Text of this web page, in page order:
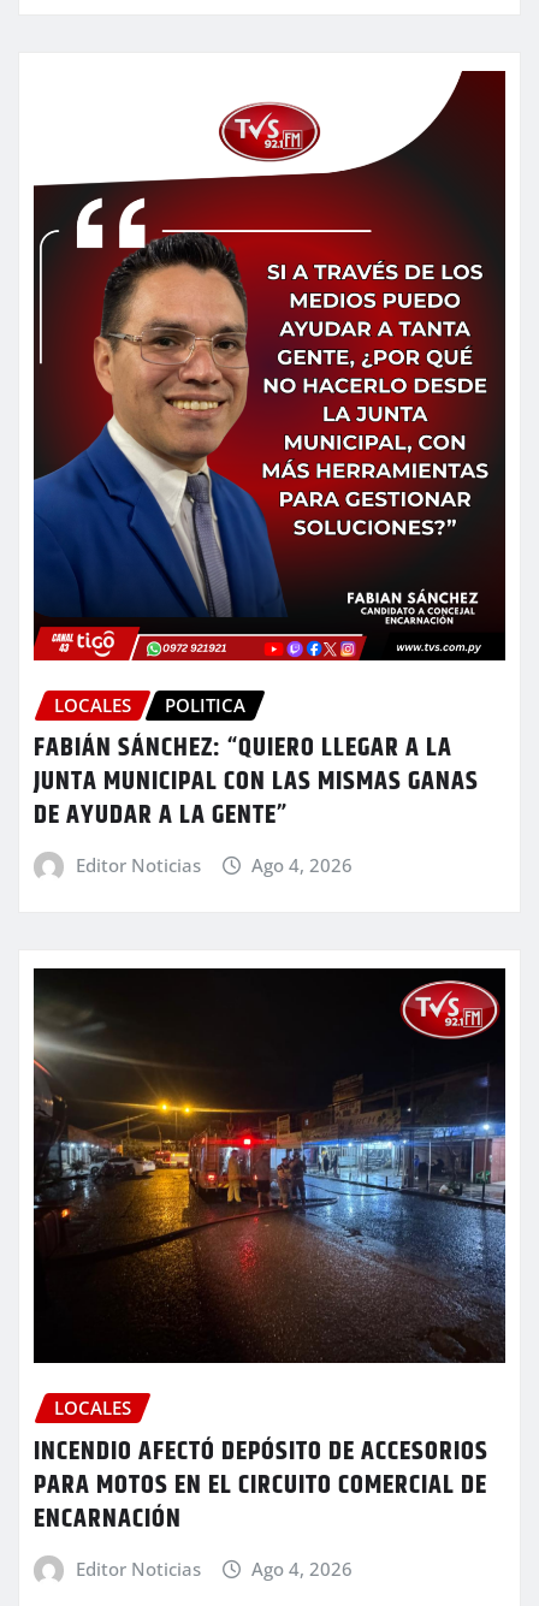
LOCALES POLITICA
FABIÁN SÁNCHEZ: “QUIERO LLEGAR A LA
JUNTA MUNICIPAL CON LAS MISMAS GANAS
DE AYUDAR A LA GENTE”
Editor Noticias Ago 4, 2026
LOCALES
INCENDIO AFECTÓ DEPÓSITO DE ACCESORIOS
PARA MOTOS EN EL CIRCUITO COMERCIAL DE
ENCARNACIÓN
Editor Noticias Ago 4, 2026